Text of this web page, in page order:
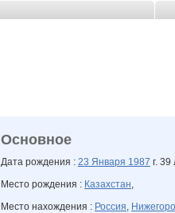
Основное
Дата рождения : 23 Января 1987 г. 39
Место рождения : Казахстан,
Место нахождения : Россия,